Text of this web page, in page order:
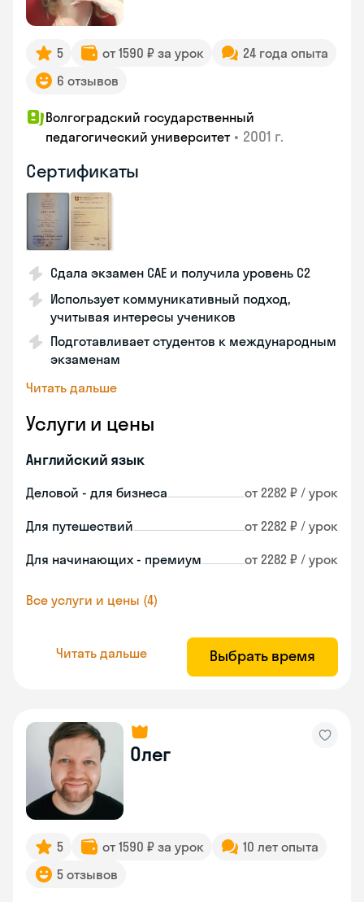
5 от 1590 ₽ за урок
24 года опыта
6 отзывов
Волгоградский государственный
педагогический университет • 2001 г.
Сертификаты
Сдала экзамен CAE и получила уровень С2
Использует коммуникативный подход,
учитывая интересы учеников
Подготавливает студентов к международным
экзаменам
Читать дальше
Услуги и цены
Английский язык
Деловой - для бизнеса от 2282 ₽ / урок
Для путешествий от 2282 ₽ / урок
Для начинающих - премиум от 2282 ₽ / урок
Все услуги и цены (4)
Читать дальше Выбрать время
Олег
5 от 1590 ₽ за урок
10 лет опыта
5 отзывов